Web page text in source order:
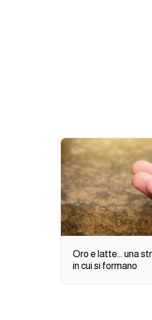
Oro e latte... una
in cui si formano